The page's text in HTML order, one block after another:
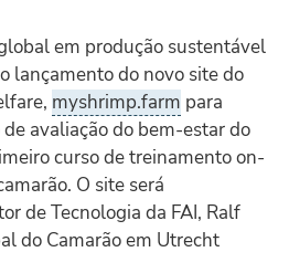
em produção sustentável
lançamento do novo site do
myshrimp.farm para
avaliação do bem-estar do
curso de treinamento on-
O site será
de Tecnologia da FAI, Ralf
do Camarão em Utrecht